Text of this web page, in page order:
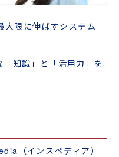
限に伸ばすシステム
知識」と「活用力」を
（インスペディア）